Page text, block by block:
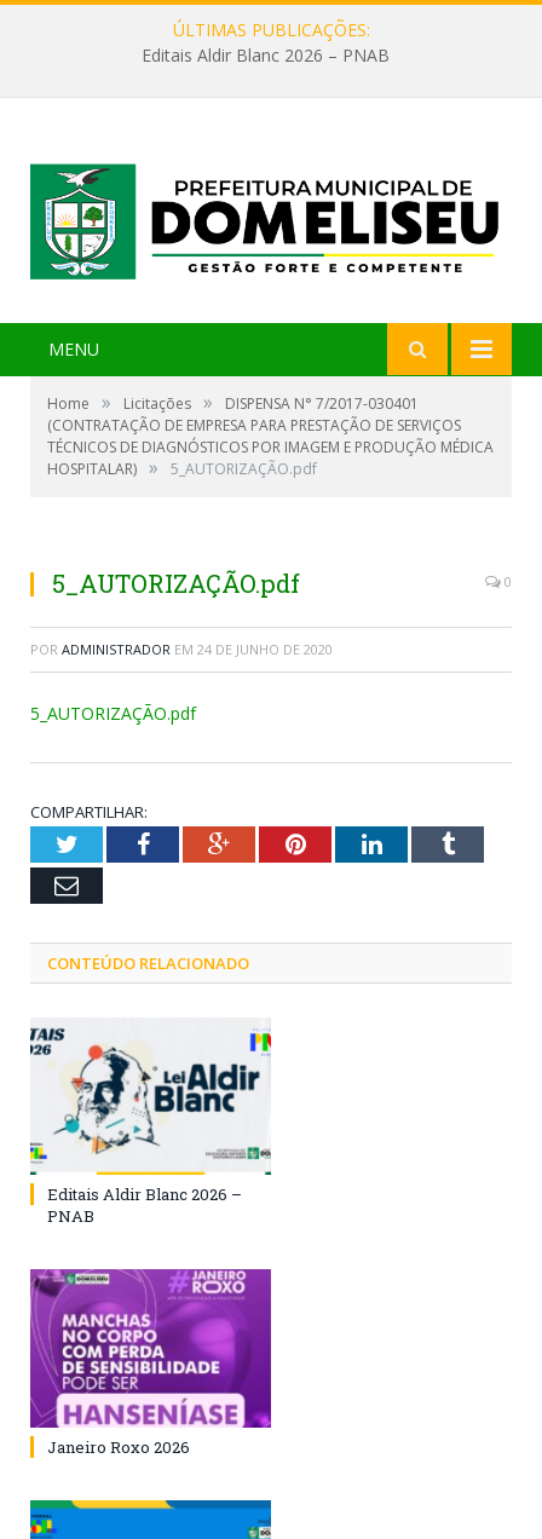
ÚLTIMAS PUBLICAÇÕES:
Editais Aldir Blanc 2026 – PNAB
MENU
Home » Licitações »
DISPENSA N° 7/2017-030401
(CONTRATAÇÃO DE EMPRESA PARA PRESTAÇÃO DE SERVIÇOS
TÉCNICOS DE DIAGNÓSTICOS POR IMAGEM E PRODUÇÃO MÉDICA
HOSPITALAR) » 5_AUTORIZAÇÃO.pdf
5_AUTORIZAÇÃO.pdf 0
POR ADMINISTRADOR EM 24 DE JUNHO DE 2020
5_AUTORIZAÇÃO.pdf
COMPARTILHAR:
TwitterFacebookGoogle+PinterestLinkedInTumblr
Email
CONTEÚDO RELACIONADO
Editais Aldir Blanc 2026 –
PNAB
Janeiro Roxo 2026